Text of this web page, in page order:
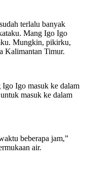
terlalu banyak
Mang Igo Igo
Mungkin, pikirku,
Kalimantan Timur.
Igo Igo masuk ke dalam
masuk ke dalam
beberapa jam,”
air.